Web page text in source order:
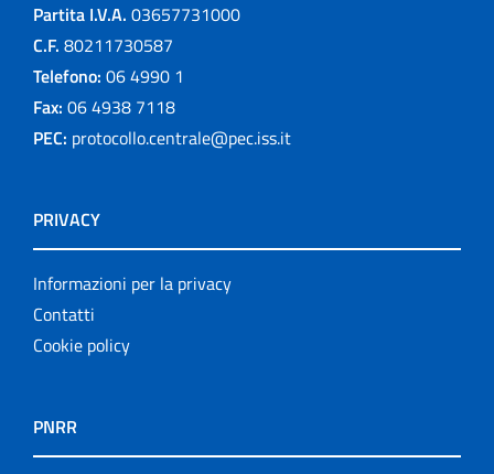
Partita I.V.A. 03657731000
C.F. 80211730587
Telefono: 06 4990 1
Fax: 06 4938 7118
PEC: protocollo.centrale@pec.iss.it
PRIVACY
Informazioni per la privacy
Contatti
Cookie policy
PNRR